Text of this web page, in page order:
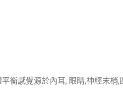
衡感覺源於內耳, 眼睛,神經末梢,